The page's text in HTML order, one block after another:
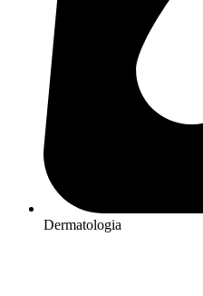
Dermatologia